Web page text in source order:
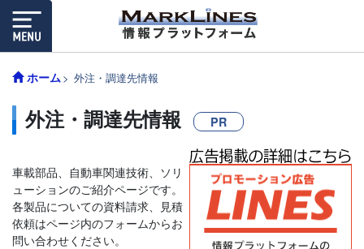
ホーム 外注・調達先情報
外注・調達先情報 PR
車載部品、自動車関連技術、ソリ
ューションのご紹介ページです。
各製品についての資料請求、見積
依頼はページ内のフォームからお
問い合わせください。